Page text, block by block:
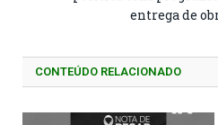
entrega de
CONTEÚDO RELACIONADO